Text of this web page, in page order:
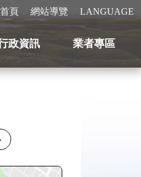
首頁 網站導覽 LANGUAGE
政資訊 業者專區